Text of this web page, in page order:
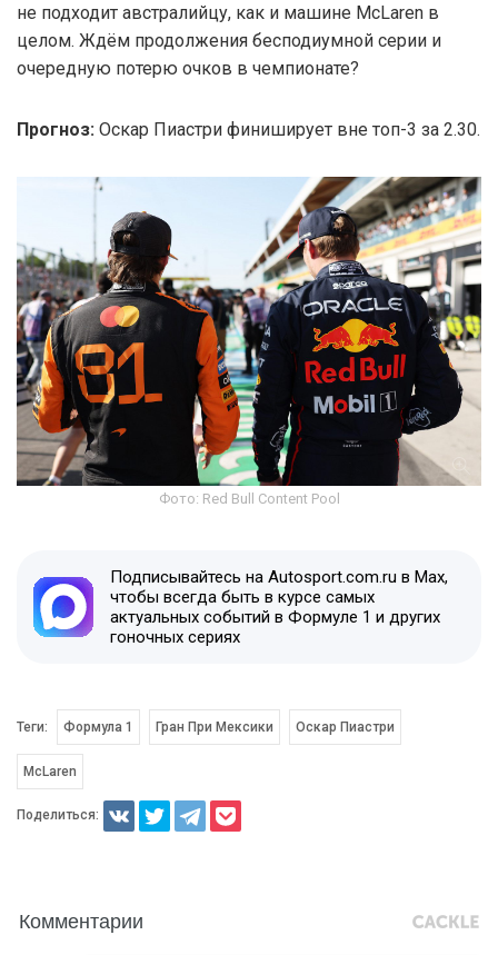
не подходит австралийцу, как и машине McLaren в
целом. Ждём продолжения бесподиумной серии и
очередную потерю очков в чемпионате?
Прогноз: Оскар Пиастри финиширует вне топ-3 за 2.30.
Фото: Red Bull Content Pool
Подписывайтесь на Autosport.com.ru в Max,
чтобы всегда быть в курсе самых
актуальных событий в Формуле 1 и других
гоночных сериях
Теги: Формула 1 Гран При Мексики Оскар Пиастри
McLaren
Поделиться:
Комментарии